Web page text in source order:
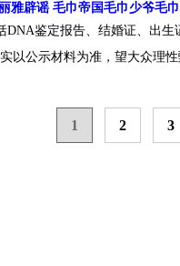
雅辟谣 毛巾帝国毛巾少爷毛
DNA鉴定报告、结婚证、出
以公示材料为准，望大众理
1 2 3